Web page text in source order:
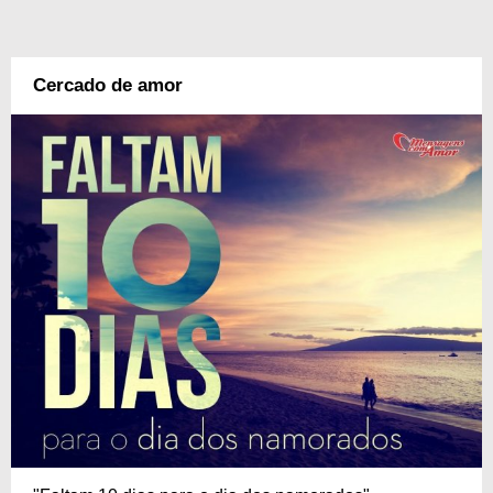
Cercado de amor